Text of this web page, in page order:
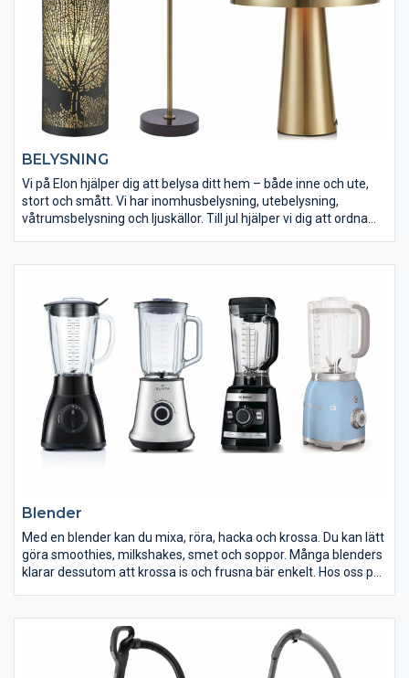
BELYSNING
Vi på Elon hjälper dig att belysa ditt hem – både inne och ute,
stort och smått. Vi har inomhusbelysning, utebelysning,
våtrumsbelysning och ljuskällor. Till jul hjälper vi dig att ordna
Blender
Med en blender kan du mixa, röra, hacka och krossa. Du kan lätt
göra smoothies, milkshakes, smet och soppor. Många blenders
klarar dessutom att krossa is och frusna bär enkelt. Hos oss på